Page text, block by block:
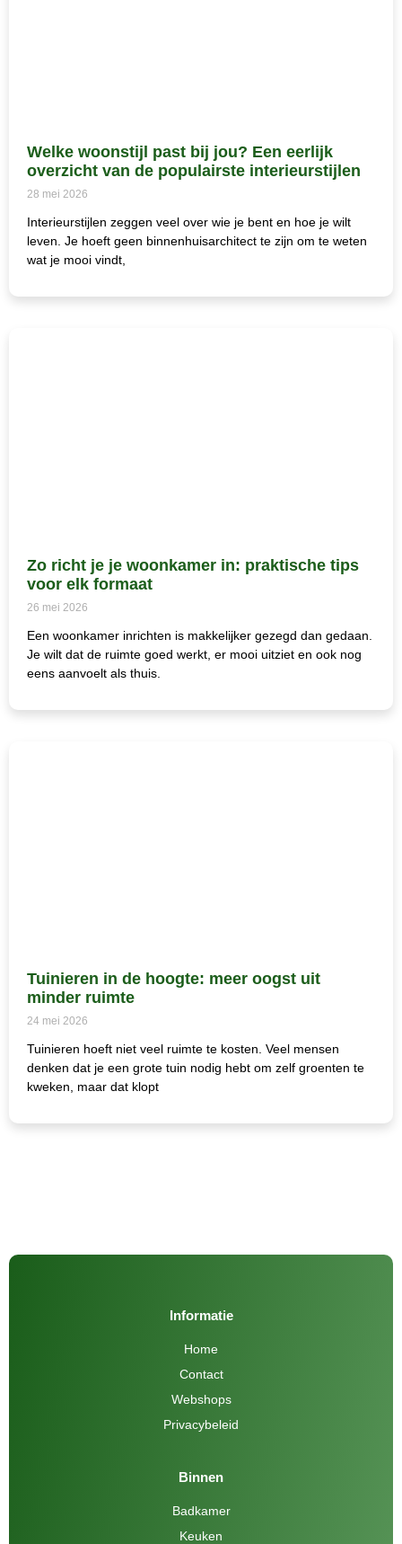
Welke woonstijl past bij jou? Een eerlijk
overzicht van de populairste interieurstijlen
28 mei 2026
Interieurstijlen zeggen veel over wie je bent en hoe je wilt
leven. Je hoeft geen binnenhuisarchitect te zijn om te weten
wat je mooi vindt,
Zo richt je je woonkamer in: praktische tips
voor elk formaat
26 mei 2026
Een woonkamer inrichten is makkelijker gezegd dan gedaan.
Je wilt dat de ruimte goed werkt, er mooi uitziet en ook nog
eens aanvoelt als thuis.
Tuinieren in de hoogte: meer oogst uit
minder ruimte
24 mei 2026
Tuinieren hoeft niet veel ruimte te kosten. Veel mensen
denken dat je een grote tuin nodig hebt om zelf groenten te
kweken, maar dat klopt
Informatie
Home
Contact
Webshops
Privacybeleid
Binnen
Badkamer
Keuken